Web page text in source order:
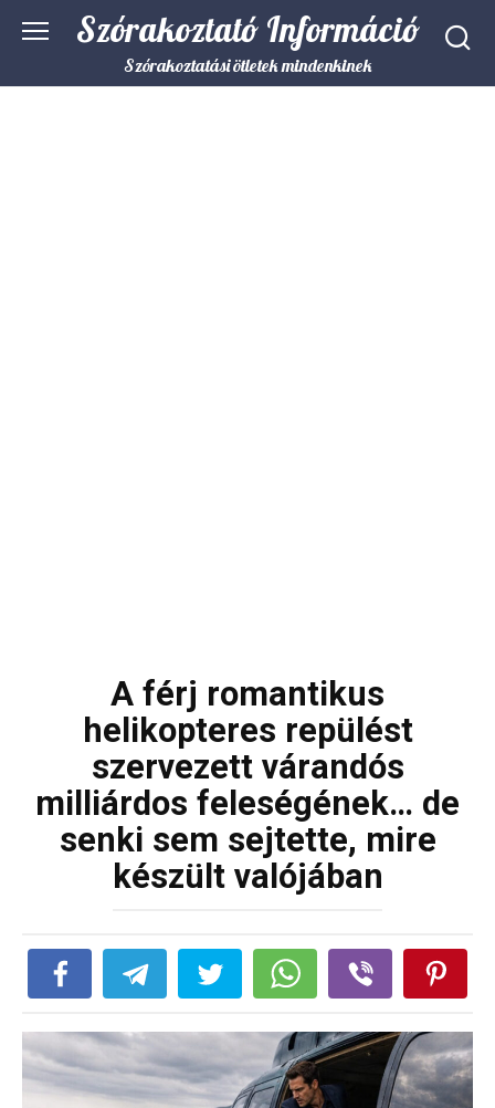
Szórakoztató Információ
Szórakoztatási ötletek mindenkinek
A férj romantikus
helikopteres repülést
szervezett várandós
milliárdos feleségének… de
senki sem sejtette, mire
készült valójában